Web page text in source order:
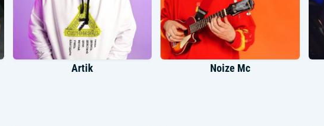
Artik Noize Mc